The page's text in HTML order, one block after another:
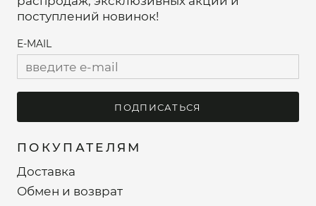
ПОКУПАТЕЛЯМ
Доставка
Обмен и возврат
поступлений новинок!
E-MAIL
ПОДПИСАТЬСЯ